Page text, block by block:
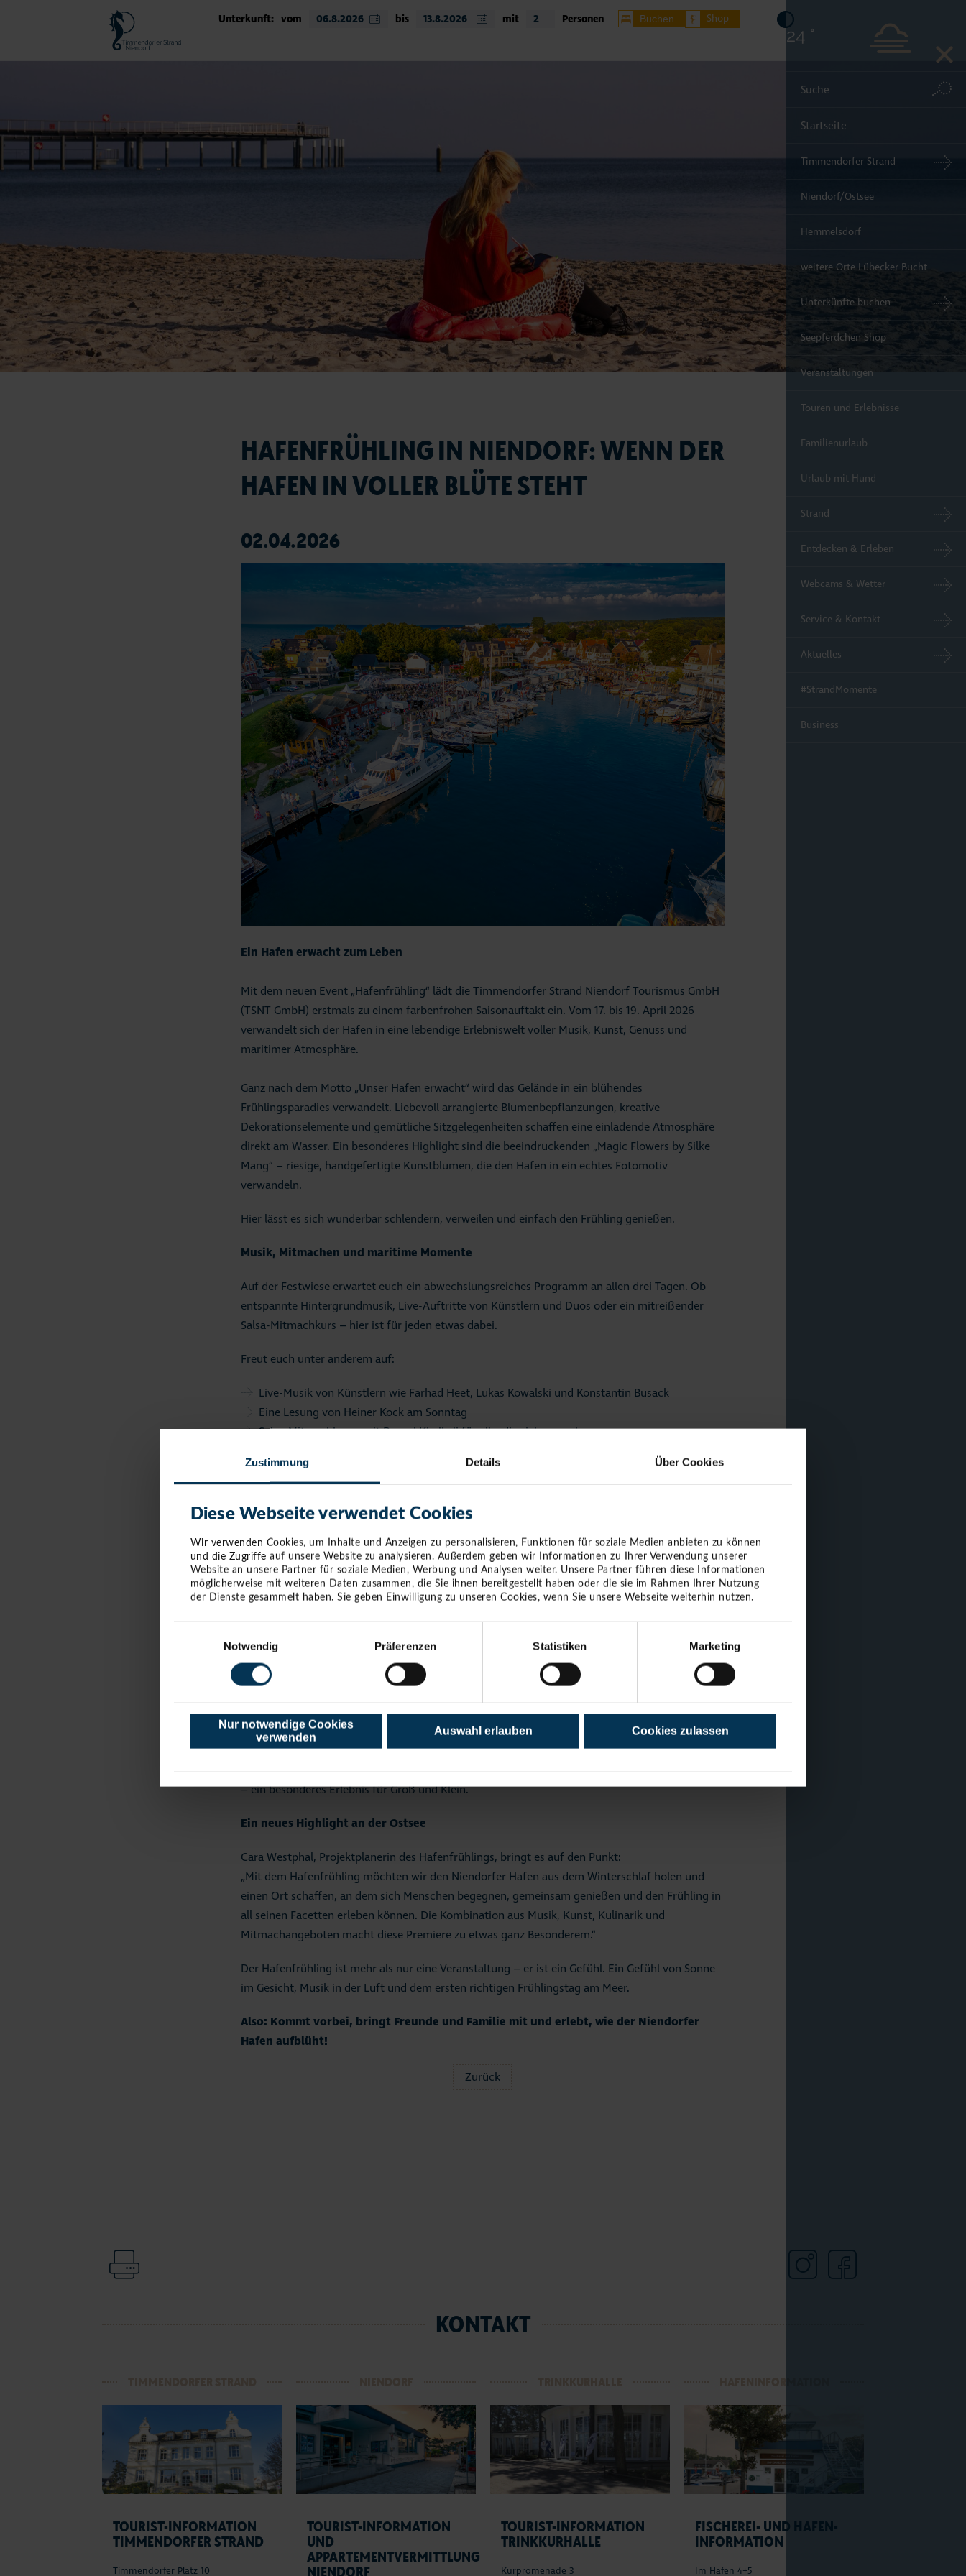
Zustimmung Details Über Cookies
Diese Webseite verwendet Cookies
Wir verwenden Cookies, um Inhalte und Anzeigen zu personalisieren, Funktionen für soziale Medien anbieten zu können
und die Zugriffe auf unsere Website zu analysieren. Außerdem geben wir Informationen zu Ihrer Verwendung unserer
Website an unsere Partner für soziale Medien, Werbung und Analysen weiter. Unsere Partner führen diese Informationen
möglicherweise mit weiteren Daten zusammen, die Sie ihnen bereitgestellt haben oder die sie im Rahmen Ihrer Nutzung
der Dienste gesammelt haben. Sie geben Einwilligung zu unseren Cookies, wenn Sie unsere Webseite weiterhin nutzen.
Notwendig
Präferenzen Statistiken Marketing
Nur notwendige Cookies
verwenden
Auswahl erlauben Cookies zulassen
Unterkunft: vom bis mit Personen Buchen Shop
24 °
Startseite
Timmendorfer Strand
Niendorf/Ostsee
Hemmelsdorf
weitere Orte Lübecker Bucht
Unterkünfte buchen
Seepferdchen Shop
Veranstaltungen
Touren und Erlebnisse
Familienurlaub
Urlaub mit Hund
Strand
Entdecken & Erleben
Webcams & Wetter
Service & Kontakt
Aktuelles
#StrandMomente
Business
HAFENFRÜHLING IN NIENDORF: WENN DER
HAFEN IN VOLLER BLÜTE STEHT
02.04.2026
Ein Hafen erwacht zum Leben
Mit dem neuen Event „Hafenfrühling“ lädt die Timmendorfer Strand Niendorf Tourismus GmbH
(TSNT GmbH) erstmals zu einem farbenfrohen Saisonauftakt ein. Vom 17. bis 19. April 2026
verwandelt sich der Hafen in eine lebendige Erlebniswelt voller Musik, Kunst, Genuss und
maritimer Atmosphäre.
Ganz nach dem Motto „Unser Hafen erwacht“ wird das Gelände in ein blühendes
Frühlingsparadies verwandelt. Liebevoll arrangierte Blumenbepflanzungen, kreative
Dekorationselemente und gemütliche Sitzgelegenheiten schaffen eine einladende Atmosphäre
direkt am Wasser. Ein besonderes Highlight sind die beeindruckenden „Magic Flowers by Silke
Mang“ – riesige, handgefertigte Kunstblumen, die den Hafen in ein echtes Fotomotiv
verwandeln.
Hier lässt es sich wunderbar schlendern, verweilen und einfach den Frühling genießen.
Musik, Mitmachen und maritime Momente
Auf der Festwiese erwartet euch ein abwechslungsreiches Programm an allen drei Tagen. Ob
entspannte Hintergrundmusik, Live-Auftritte von Künstlern und Duos oder ein mitreißender
Salsa-Mitmachkurs – hier ist für jeden etwas dabei.
Freut euch unter anderem auf:
Live-Musik von Künstlern wie Farhad Heet, Lukas Kowalski und Konstantin Busack
Eine Lesung von Heiner Kock am Sonntag
Salsa-Mitmachkurse mit Rasoul Khalkali für alle, die sich gerne bewegen
Auch die kleinen Gäste kommen nicht zu kurz: Am Samstag und Sonntag bietet die
Jugendfeuerwehr Kinderschminken an – ein Spaß für die ganze Familie.
Genuss direkt am Hafen
Natürlich darf auch der kulinarische Genuss nicht fehlen. Neben verschiedenen Speisen- und
Getränkeständen beteiligen sich auch die lokalen Betriebe rund um den Hafen am Event.
Ein echtes Highlight: Hauswalds Fischbar kreiert exklusiv für den Hafenfrühling das
Fischbrötchen „Fräulein Frühling“. Mit Matjes, Bärlauchpesto, grünem Spargel und frischen
Zutaten bringt es den Frühling direkt auf die Hand. Auch die Kaffeerösterei Ahoi sorgt mit
passend dekoriertem Außenbereich für gemütliche Genussmomente, während die Terrasse des
Kiosk Hafen-Eck in bunten Farben erstrahlt.
Den Hafen vom Wasser aus erleben
Wer den Niendorfer Hafen einmal aus einer anderen Perspektive entdecken möchte, sollte sich
die Kutterfahrten mit Peter Ditze nicht entgehen lassen. Mehrmals täglich geht es aufs Wasser
– ein besonderes Erlebnis für Groß und Klein.
Ein neues Highlight an der Ostsee
Cara Westphal, Projektplanerin des Hafenfrühlings, bringt es auf den Punkt:
„Mit dem Hafenfrühling möchten wir den Niendorfer Hafen aus dem Winterschlaf holen und
einen Ort schaffen, an dem sich Menschen begegnen, gemeinsam genießen und den Frühling in
all seinen Facetten erleben können. Die Kombination aus Musik, Kunst, Kulinarik und
Mitmachangeboten macht diese Premiere zu etwas ganz Besonderem.“
Der Hafenfrühling ist mehr als nur eine Veranstaltung – er ist ein Gefühl. Ein Gefühl von Sonne
im Gesicht, Musik in der Luft und dem ersten richtigen Frühlingstag am Meer.
Also: Kommt vorbei, bringt Freunde und Familie mit und erlebt, wie der Niendorfer
Hafen aufblüht!
Zurück
KONTAKT
TOURIST-INFORMATION
TIMMENDORFER STRAND
Timmendorfer Platz 10
TOURIST-INFORMATION
UND
APPARTEMENTVERMITTLUNG
NIENDORF
TOURIST-INFORMATION
TRINKKURHALLE
Kurpromenade 3
FISCHEREI- UND HAFEN-
INFORMATION
Im Hafen 4+5